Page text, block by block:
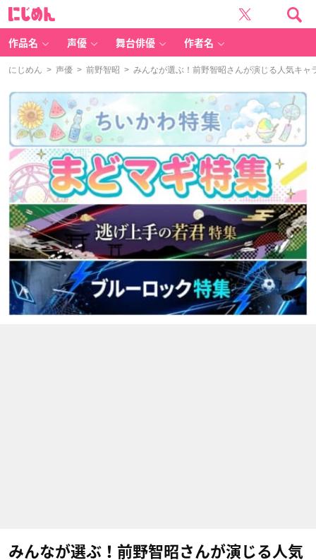
作品名 声優 舞台俳優 作者名
にじめん > 声優 > 前野智昭 > みんなが選ぶ！前野智昭さんが演じる人気キャ
みんなが選ぶ！前野智昭さんが演じる人気